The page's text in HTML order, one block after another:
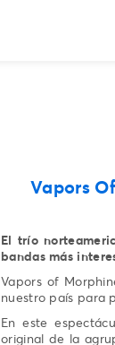
Vapors
El trío
bandas más
Vapors of
nuestro país para
En este
original de la